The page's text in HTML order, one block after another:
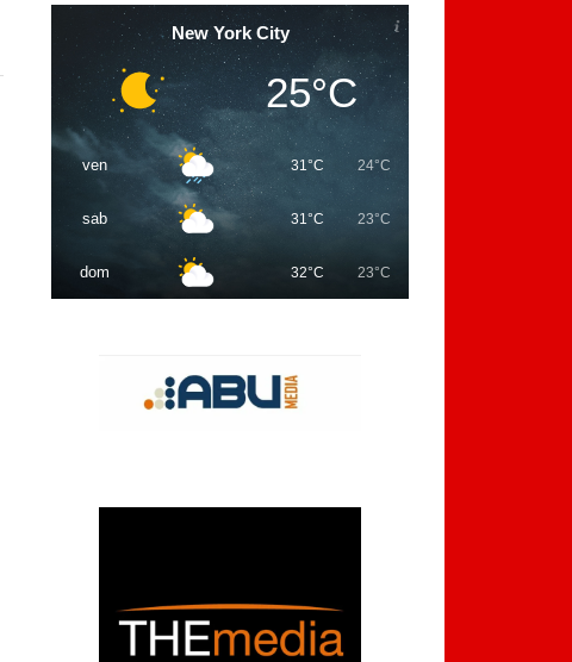
New York City
25°C
ven 31°C 24°C
sab 31°C 23°C
dom 32°C 23°C